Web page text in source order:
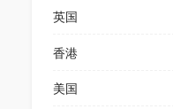
英国
香港
美国